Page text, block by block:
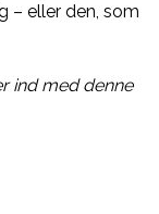
– eller den, som
ind med denne